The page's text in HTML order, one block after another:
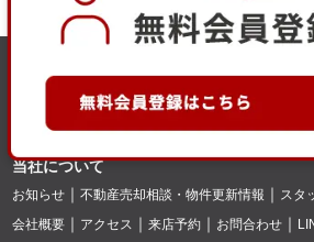
当社について
お知らせ 不動産売却相談・物件更新情報 スタ
会社概要
アクセス 来店予約 お問合わせ